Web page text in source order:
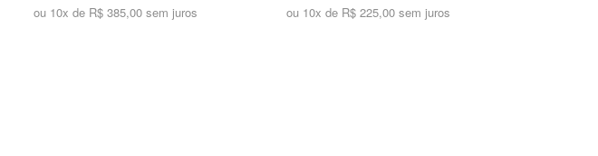
ou 10x de R$ 385,00 sem juros ou 10x de R$ 225,00 sem juros